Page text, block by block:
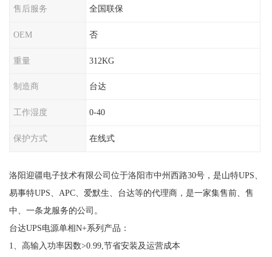
售后服务 全国联保
OEM 否
重量 312KG
制造商 台达
工作湿度 0-40
保护方式 在线式
洛阳迎疆电子技术有限公司位于洛阳市中州西路30号，是山特UPS、
易事特UPS、APC、爱默生、台达等的代理商，是一家集售前、售
中、一条龙服务的公司。
台达UPS电源单相N+系列产品：
1、高输入功率因数>0.99,节省安装及运营成本